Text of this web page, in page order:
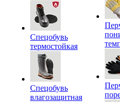
Спецобувь
термостойкая
Спецобувь
влагозащитная